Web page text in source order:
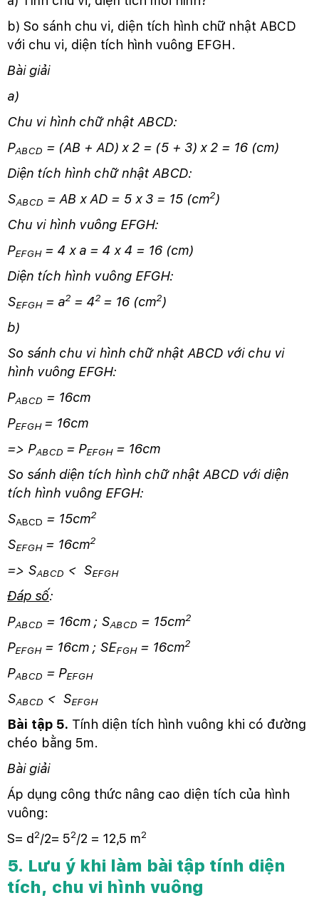
b) So sánh chu vi, diện tích hình chữ nhật ABCD
với chu vi, diện tích hình vuông EFGH.
Bài giải
a)
Chu vi hình chữ nhật ABCD:
PABCD = (AB + AD) x 2 = (5 + 3) x 2 = 16 (cm)
Diện tích hình chữ nhật ABCD:
SABCD = AB x AD = 5 x 3 = 15 (cm2)
Chu vi hình vuông EFGH:
PEFGH= 4 x a = 4 x 4 = 16 (cm)
Diện tích hình vuông EFGH:
SEFGH= a2 = 42 = 16 (cm2)
b)
So sánh chu vi hình chữ nhật ABCD với chu vi
hình vuông EFGH:
PABCD = 16cm
PEFGH = 16cm
=> PABCD = PEFGH= 16cm
So sánh diện tích hình chữ nhật ABCD với diện
tích hình vuông EFGH:
SABCD = 15cm2
SEFGH= 16cm2
=> SABCD < SEFGH
Đáp số:
PABCD = 16cm ; SABCD = 15cm2
PEFGH= 16cm ; SEFGH= 16cm2
PABCD = PEFGH
SABCD < SEFGH
Bài tập 5. Tính diện tích hình vuông khi có đường
chéo bằng 5m.
Bài giải
Áp dụng công thức nâng cao diện tích của hình
vuông:
S= d2/2= 52/2 = 12,5 m2
5. Lưu ý khi làm bài tập tính diện
tích, chu vi hình vuông